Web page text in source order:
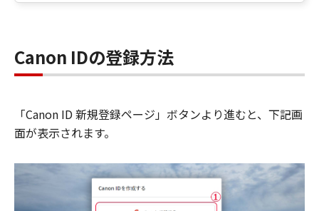
Canon IDの登録方法
「Canon ID 新規登録ページ」ボタンより進むと、下記画
面が表示されます。